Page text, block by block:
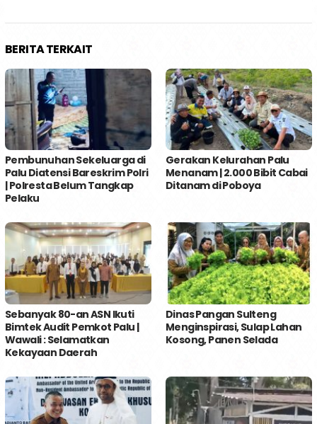
BERITA TERKAIT
Pembunuhan Sekeluarga di
Palu Diatensi Bareskrim Polri
| Polresta Belum Tangkap
Pelaku
Gerakan Kelurahan Palu
Menanam | 2.000 Bibit Cabai
Ditanam di Poboya
Sebanyak 80-an ASN Ikuti
Bimtek Audit Pemkot Palu |
Wawali : Selamatkan
Kekayaan Daerah
Dinas Pangan Sulteng
Menginspirasi, Sulap Lahan
Kosong, Panen Selada